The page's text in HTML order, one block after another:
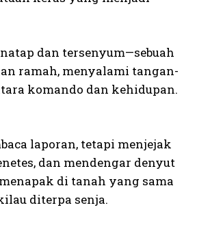
dan tersenyum—sebuah
ramah, menyalami tangan-
komando dan kehidupan.
laporan, tetapi menjejak
dan mendengar denyut
di tanah yang sama
diterpa senja.